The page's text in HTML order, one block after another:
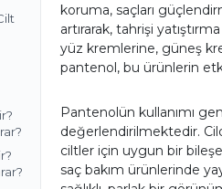
koruma, saçları
artırarak, tahrişi
yüz kremlerine, güneş
pantenol, bu ürünlerin
Pantenolün kullanımı
değerlendirilmektedir.
ciltler için uygun bir
saç bakım ürünlerinde